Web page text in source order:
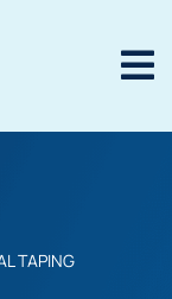
TAPING